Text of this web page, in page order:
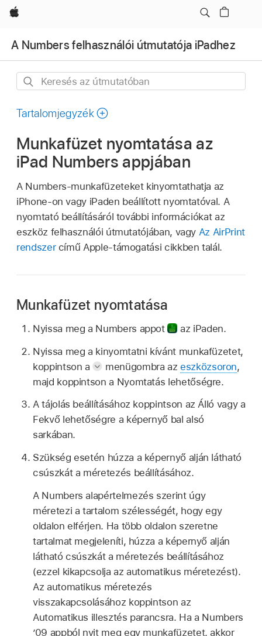
Apple
A Numbers felhasználói útmutatója iPadhez
Keresés
útmutatóban
Tartalomjegyzék
Munkafüzet nyomtatása az
iPad Numbers appjában
A Numbers-munkafüzeteket kinyomtathatja az
iPhone-on vagy iPaden beállított nyomtatóval. A
nyomtató beállításáról további információkat az
eszköz felhasználói útmutatójában, vagy Az AirPrint
rendszercímű Apple-támogatási cikkben talál.
Munkafüzet nyomtatása
Nyissa meg a Numbers appot
az iPaden.
Nyissa meg a kinyomtatni kívánt munkafüzetet,
koppintson a
menügombra azeszközsoron,
majd koppintson a Nyomtatás lehetőségre.
A tájolás beállításához koppintson az Álló vagy a
Fekvő lehetőségre a képernyő bal alsó
sarkában.
Szükség esetén húzza a képernyő alján látható
csúszkát a méretezés beállításához.
A Numbers alapértelmezés szerint úgy
méretezi a tartalom szélességét, hogy egy
oldalon elférjen. Ha több oldalon szeretne
tartalmat megjeleníti, húzza a képernyő alján
látható csúszkát a méretezés beállításához
(ezzel kikapcsolja az automatikus méretezést).
Az automatikus méretezés
visszakapcsolásához koppintson az
Automatikus illesztés parancsra. Ha a Numbers
’09 appból nyit meg egy munkafüzetet, akkor